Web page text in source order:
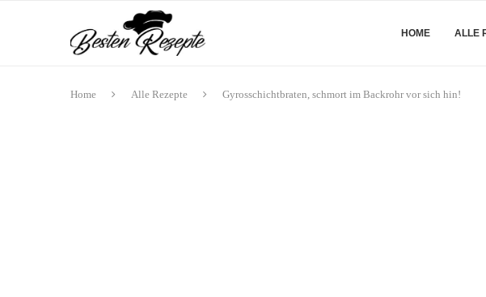
HOME ALLE
Home Alle Rezepte Gyrosschichtbraten, schmort im Backrohr vor sich hin!